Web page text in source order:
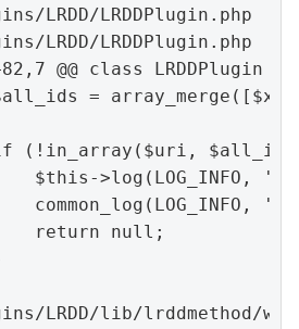
LRDD/LRDDPlugin.php
LRDD/LRDDPlugin.php
@@ class LRDDPlugin
=
(!in_array($uri,
>log(LOG_INFO,
return null;
LRDD/lib/lrddmethod/